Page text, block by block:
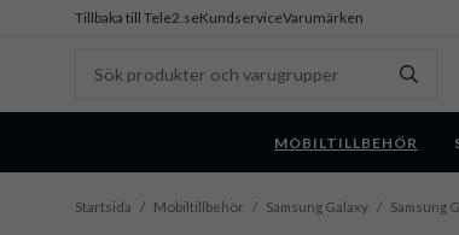
Tillbaka till Tele2.seKundserviceVarumärken
MOBILTILLBEHÖR
Startsida / Mobiltillbehör / Samsung Galaxy / Samsung